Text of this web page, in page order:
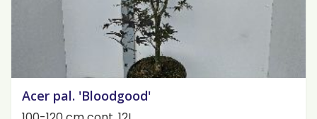
Acer pal. 'Bloodgood'